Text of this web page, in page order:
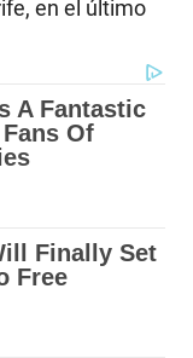
en el último